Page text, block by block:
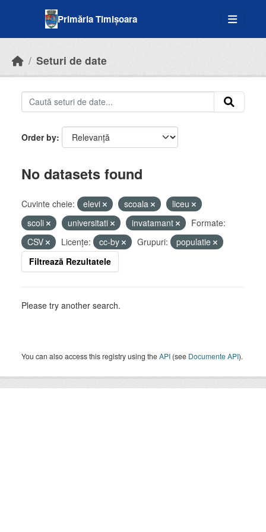
Primăria Timișoara
Seturi de date
Order by
No datasets found
Cuvinte cheie: elevi scoala
liceu
scoli
universitati invatamant
Formate:
CSV
Licenţe: cc-by Grupuri:
populatie
Filtrează Rezultatele
Please try another search.
You can also access this registry using theAPI (see Documente API).